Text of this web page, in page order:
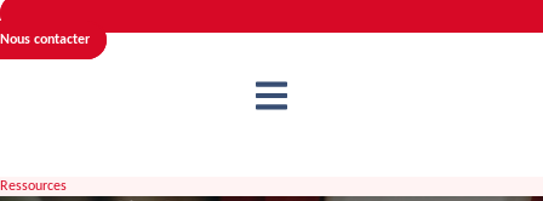
Nous contacter
Ressources